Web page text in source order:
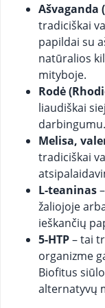
Ašvaganda
tradiciškai
papildai su
natūralios
mityboje.
Rodė
liaudiškai
darbingumu.
Melisa,
tradiciškai
L-teaninas
žaliojoje
ieškančių
5-HTP– tai
organizme
Biofitus
alternatyvų